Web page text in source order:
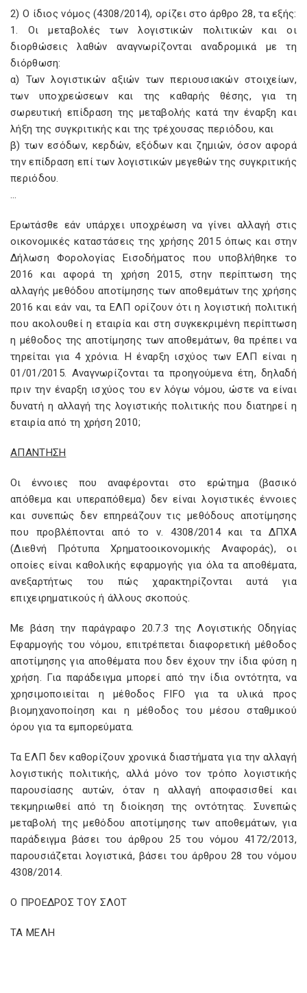
2) Ο ίδιος νόμος (4308/2014), ορίζει στο άρθρο 28, τα εξής:
1. Οι μεταβολές των λογιστικών πολιτικών και οι
διορθώσεις λαθών αναγνωρίζονται αναδρομικά με τη
διόρθωση:
α) Των λογιστικών αξιών των περιουσιακών στοιχείων,
των υποχρεώσεων και της καθαρής θέσης, για τη
σωρευτική επίδραση της μεταβολής κατά την έναρξη και
λήξη της συγκριτικής και της τρέχουσας περιόδου, και
β) των εσόδων, κερδών, εξόδων και ζημιών, όσον αφορά
την επίδραση επί των λογιστικών μεγεθών της συγκριτικής
περιόδου.
…
Ερωτάσθε εάν υπάρχει υποχρέωση να γίνει αλλαγή στις
οικονομικές καταστάσεις της χρήσης 2015 όπως και στην
Δήλωση Φορολογίας Εισοδήματος που υποβλήθηκε το
2016 και αφορά τη χρήση 2015, στην περίπτωση της
αλλαγής μεθόδου αποτίμησης των αποθεμάτων της χρήσης
2016 και εάν ναι, τα ΕΛΠ ορίζουν ότι η λογιστική πολιτική
που ακολουθεί η εταιρία και στη συγκεκριμένη περίπτωση
η μέθοδος της αποτίμησης των αποθεμάτων, θα πρέπει να
τηρείται για 4 χρόνια. Η έναρξη ισχύος των ΕΛΠ είναι η
01/01/2015. Αναγνωρίζονται τα προηγούμενα έτη, δηλαδή
πριν την έναρξη ισχύος του εν λόγω νόμου, ώστε να είναι
δυνατή η αλλαγή της λογιστικής πολιτικής που διατηρεί η
εταιρία από τη χρήση 2010;
ΑΠΑΝΤΗΣΗ
Οι έννοιες που αναφέρονται στο ερώτημα (βασικό
απόθεμα και υπεραπόθεμα) δεν είναι λογιστικές έννοιες
και συνεπώς δεν επηρεάζουν τις μεθόδους αποτίμησης
που προβλέπονται από το ν. 4308/2014 και τα ΔΠΧΑ
(Διεθνή Πρότυπα Χρηματοοικονομικής Αναφοράς), οι
οποίες είναι καθολικής εφαρμογής για όλα τα αποθέματα,
ανεξαρτήτως του πώς χαρακτηρίζονται αυτά για
επιχειρηματικούς ή άλλους σκοπούς.
Με βάση την παράγραφο 20.7.3 της Λογιστικής Οδηγίας
Εφαρμογής του νόμου, επιτρέπεται διαφορετική μέθοδος
αποτίμησης για αποθέματα που δεν έχουν την ίδια φύση η
χρήση. Για παράδειγμα μπορεί από την ίδια οντότητα, να
χρησιμοποιείται η μέθοδος FIFO για τα υλικά προς
βιομηχανοποίηση και η μέθοδος του μέσου σταθμικού
όρου για τα εμπορεύματα.
Τα ΕΛΠ δεν καθορίζουν χρονικά διαστήματα για την αλλαγή
λογιστικής πολιτικής, αλλά μόνο τον τρόπο λογιστικής
παρουσίασης αυτών, όταν η αλλαγή αποφασισθεί και
τεκμηριωθεί από τη διοίκηση της οντότητας. Συνεπώς
μεταβολή της μεθόδου αποτίμησης των αποθεμάτων, για
παράδειγμα βάσει του άρθρου 25 του νόμου 4172/2013,
παρουσιάζεται λογιστικά, βάσει του άρθρου 28 του νόμου
4308/2014.
Ο ΠΡΟΕΔΡΟΣ ΤΟΥ ΣΛΟΤ
ΤΑ ΜΕΛΗ